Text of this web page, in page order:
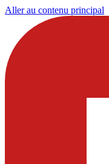
Aller au contenu principal